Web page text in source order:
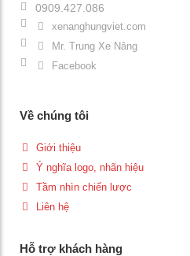
0909.427.086
xenanghungviet.com
Mr. Trung Xe Nâng
Facebook
Về chúng tôi
Giới thiệu
Ý nghĩa logo, nhãn hiệu
Tầm nhìn chiến lược
Liên hệ
Hỗ trợ khách hàng